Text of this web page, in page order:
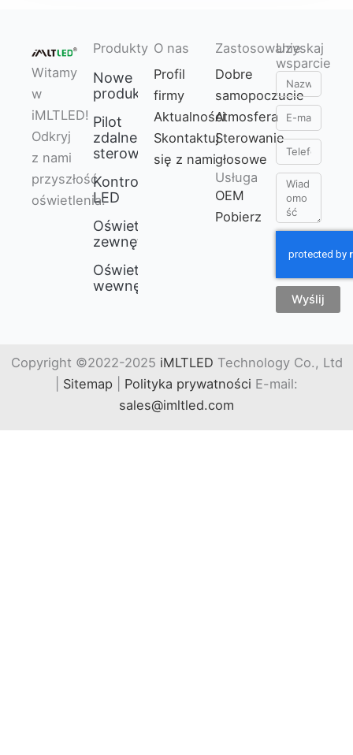
Witamy
w
iMLTLED!
Odkryj
z nami
przyszłość
oświetlenia.
Produkty
Nowe
produkty
Pilot
zdalnego
sterowania
Kontroler
LED
Oświetlenie
zewnętrzne
Oświetlenie
wewnętrzne
O nas
Profil
firmy
Aktualności
Skontaktuj
się z nami
Zastosowanie
Dobre
samopoczucie
Atmosfera
Sterowanie
głosowe
Usługa
OEM
Pobierz
Uzyskaj
wsparcie
Nazwa
E-
mail
Telefon
Wiadomość
Wyślij
Copyright ©2022-2025 iMLTLED Technology Co., Ltd
Sitemap Polityka prywatności E-mail:
sales@imltled.com